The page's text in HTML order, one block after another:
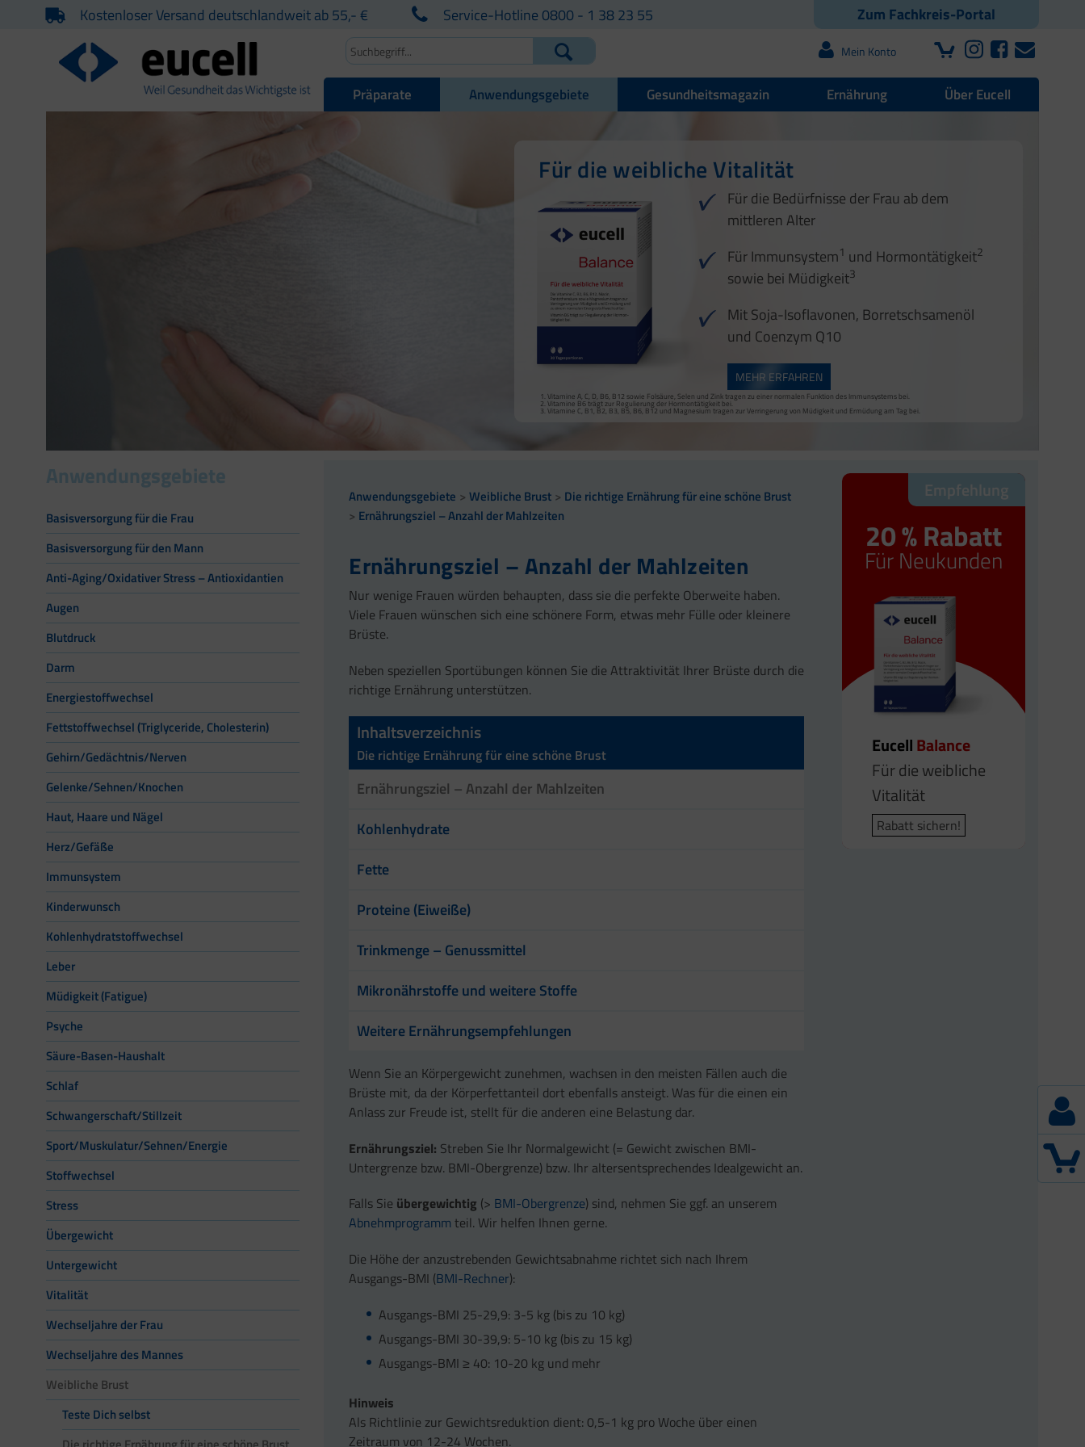
Zum Fachkreis-Portal
Kostenloser Versand deutschlandweit ab 55,- € Service-Hotline 0800 - 1 38 23 55
Mein Konto
Präparate Anwendungsgebiete Gesundheitsmagazin Ernährung Über Eucell
Für die weibliche Vitalität
Für die Bedürfnisse der Frau ab dem
mittleren Alter
Für Immunsystem1 und Hormontätigkeit2
sowie bei Müdigkeit3
Mit Soja-Isoflavonen, Borretschsamenöl
und Coenzym Q10
MEHR ERFAHREN
Vitamine A, C, D, B6, B12 sowie Folsäure, Selen und Zink tragen zu einer normalen Funktion des Immunsystems bei.
Vitamine B6 trägt zur Regulierung der Hormontätigkeit bei.
Vitamine C, B1, B2, B3, B5, B6, B12 und Magnesium tragen zur Verringerung von Müdigkeit und Ermüdung am Tag bei.
Anwendungsgebiete
Basisversorgung für die Frau
Basisversorgung für den Mann
Anti-Aging/Oxidativer Stress – Antioxidantien
Augen
Blutdruck
Darm
Energiestoffwechsel
Fettstoffwechsel (Triglyceride, Cholesterin)
Gehirn/Gedächtnis/Nerven
Gelenke/Sehnen/Knochen
Haut, Haare und Nägel
Herz/Gefäße
Immunsystem
Kinderwunsch
Kohlenhydratstoffwechsel
Leber
Müdigkeit (Fatigue)
Psyche
Säure-Basen-Haushalt
Schlaf
Schwangerschaft/Stillzeit
Sport/Muskulatur/Sehnen/Energie
Stoffwechsel
Stress
Übergewicht
Untergewicht
Vitalität
Wechseljahre der Frau
Wechseljahre des Mannes
Weibliche Brust
Teste Dich selbst
Anwendungsgebiete Weibliche Brust
Die richtige Ernährung für eine schöne Brust
Ernährungsziel – Anzahl der Mahlzeiten
Ernährungsziel – Anzahl der Mahlzeiten
Nur wenige Frauen würden behaupten, dass sie die perfekte Oberweite haben.
Viele Frauen wünschen sich eine schönere Form, etwas mehr Fülle oder kleinere
Brüste.
Neben speziellen Sportübungen können Sie die Attraktivität Ihrer Brüste durch die
richtige Ernährung unterstützen.
Inhaltsverzeichnis
Die richtige Ernährung für eine schöne Brust
Ernährungsziel – Anzahl der Mahlzeiten
Kohlenhydrate
Fette
Proteine (Eiweiße)
Trinkmenge – Genussmittel
Mikronährstoffe und weitere Stoffe
Weitere Ernährungsempfehlungen
Wenn Sie an Körpergewicht zunehmen, wachsen in den meisten Fällen auch die
Brüste mit, da der Körperfettanteil dort ebenfalls ansteigt. Was für die einen ein
Anlass zur Freude ist, stellt für die anderen eine Belastung dar.
Ernährungsziel: Streben Sie Ihr Normalgewicht (= Gewicht zwischen BMI-
Untergrenze bzw. BMI-Obergrenze) bzw. Ihr altersentsprechendes Idealgewicht an.
Falls Sie übergewichtig (> BMI-Obergrenze) sind, nehmen Sie ggf. an unserem
Abnehmprogramm teil. Wir helfen Ihnen gerne.
Die Höhe der anzustrebenden Gewichtsabnahme richtet sich nach Ihrem
Ausgangs-BMI (BMI-Rechner):
Ausgangs-BMI 25-29,9: 3-5 kg (bis zu 10 kg)
Ausgangs-BMI 30-39,9: 5-10 kg (bis zu 15 kg)
Ausgangs-BMI ≥ 40: 10-20 kg und mehr
Hinweis
Als Richtlinie zur Gewichtsreduktion dient: 0,5-1 kg pro Woche über einen
Zeitraum von 12-24 Wochen.
Empfehlung
20 % Rabatt
Für Neukunden
EucellBalance
Für die weibliche
Vitalität
Rabatt sichern!